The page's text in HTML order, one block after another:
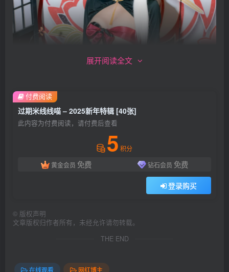
展开阅读全文
过期米线线喵 – 2025新年特辑 [40张]
此内容为付费阅读，请付费后查看
5 积分
黄金会员 免费 钻石会员 免费
登录购买
付费阅读
© 版权声明
文章版权归作者所有，未经允许请勿转载。
THE END
在线观看
网红博主